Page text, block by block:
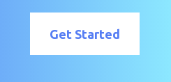
Get Started